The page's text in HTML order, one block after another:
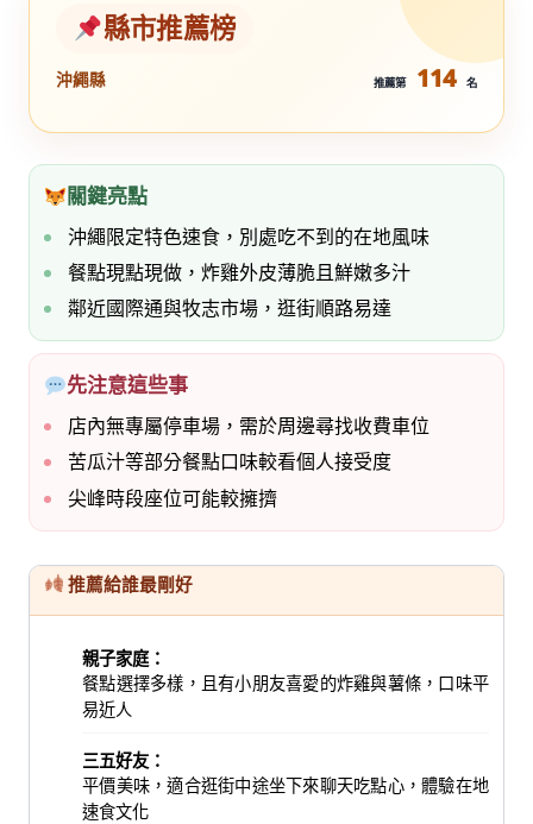
縣市推薦榜
沖繩縣 推薦第 114 名
關鍵亮點
沖繩限定特色速食，別處吃不到的在地風味
餐點現點現做，炸雞外皮薄脆且鮮嫩多汁
鄰近國際通與牧志市場，逛街順路易達
先注意這些事
店內無專屬停車場，需於周邊尋找收費車位
苦瓜汁等部分餐點口味較看個人接受度
尖峰時段座位可能較擁擠
推薦給誰最剛好
親子家庭：
餐點選擇多樣，且有小朋友喜愛的炸雞與薯條，口味平
易近人
三五好友：
平價美味，適合逛街中途坐下來聊天吃點心，體驗在地
速食文化